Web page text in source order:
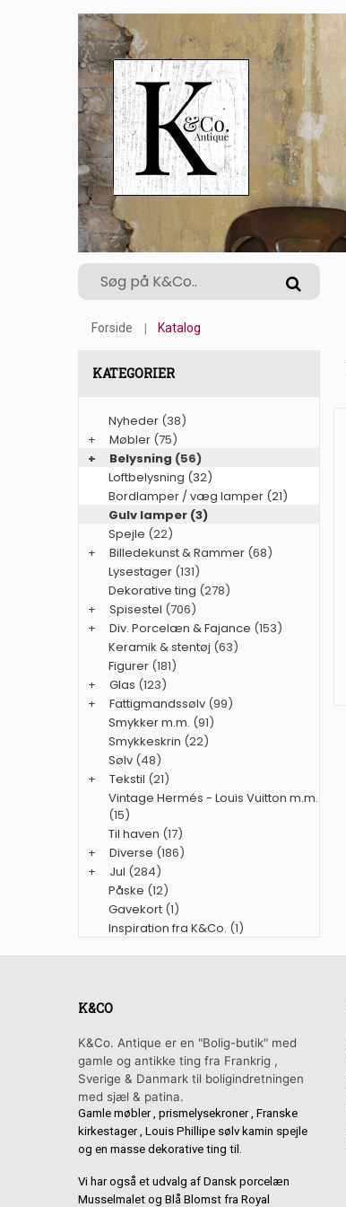
Forside Katalog
KATEGORIER
Nyheder (38)
+
Møbler (75)
+
Belysning (56)
Loftbelysning (32)
Bordlamper / væg lamper (21)
Gulv lamper (3)
Spejle (22)
+
Billedekunst & Rammer (68)
Lysestager (131)
Dekorative ting (278)
+
Spisestel (706)
+
Div. Porcelæn & Fajance (153)
Keramik & stentøj (63)
Figurer (181)
+
Glas (123)
+
Fattigmandssølv (99)
Smykker m.m. (91)
Smykkeskrin (22)
Sølv (48)
+
Tekstil (21)
Vintage Hermés - Louis Vuitton m.m.
(15)
Til haven (17)
+
Diverse (186)
+
Jul (284)
Påske (12)
Gavekort (1)
Inspiration fra K&Co. (1)
K&CO
K&Co. Antique er en "Bolig-butik" med
gamle og antikke ting fra Frankrig ,
Sverige & Danmark til boligindretningen
med sjæl & patina.
Gamle møbler , prismelysekroner , Franske
kirkestager , Louis Phillipe sølv kamin spejle
og en masse dekorative ting til.
Vi har også et udvalg af Dansk porcelæn
Musselmalet og Blå Blomst fra Royal